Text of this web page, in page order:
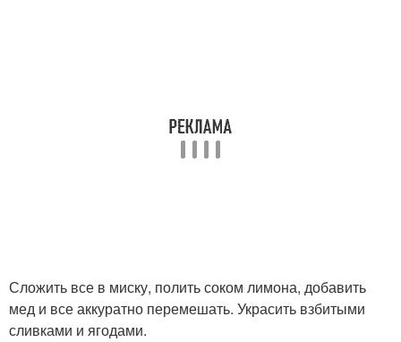
Сложить все в миску, полить соком лимона, добавить
мед и все аккуратно перемешать. Украсить взбитыми
сливками и ягодами.